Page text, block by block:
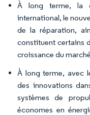
À long terme, la
international, le
de la réparation,
constituent certains
croissance du
À long terme, avec
des innovations
systèmes de
économes en